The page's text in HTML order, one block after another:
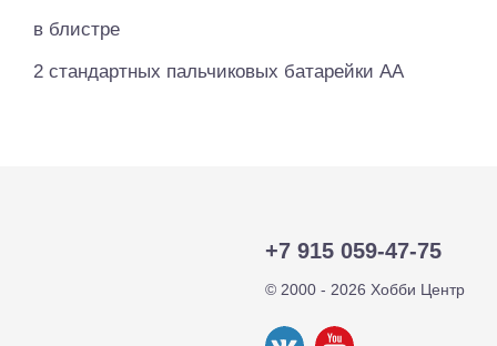
в блистре
2 стандартных пальчиковых батарейки АА
+7 915 059-47-75
© 2000 - 2026 Хобби Центр